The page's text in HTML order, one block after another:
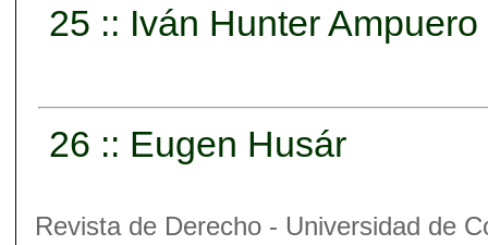
25 :: Iván Hunter Ampuero
26 :: Eugen Husár
Revista de Derecho - Universidad de